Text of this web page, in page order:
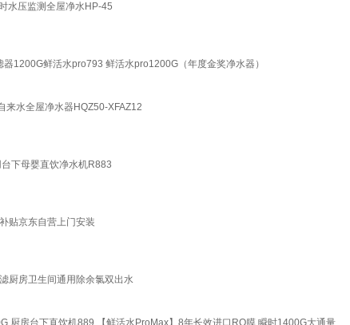
水压监测全屋净水HP-45
1200G鲜活水pro793 鲜活水pro1200G（年度金奖净水器）
来水全屋净水器HQZ50-XFAZ12
下母婴直饮净水机R883
贴京东自营上门安装
厨房卫生间通用除余氯双出水
厨房台下直饮机889 【鲜活水ProMax】8年长效进口RO膜 瞬时1400G大通量